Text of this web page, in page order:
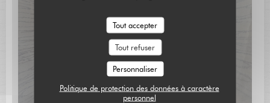
Tout accepter
Tout refuser
Personnaliser
Politique de protection des données à caractère
personnel